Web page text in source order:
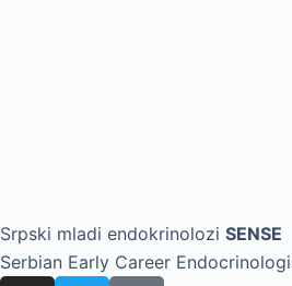
Srpski mladi endokrinolozi SENSE
Serbian Early Career